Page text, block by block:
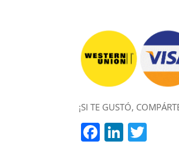
¡SI TE GUSTÓ,
F Li